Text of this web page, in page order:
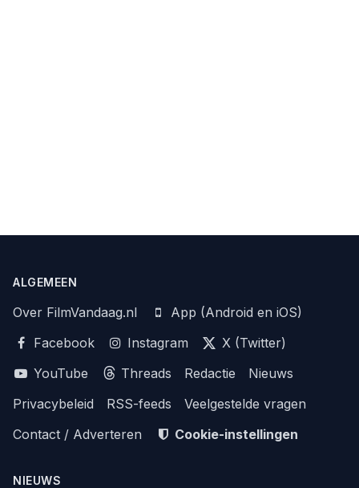
ALGEMEEN
Over FilmVandaag.nl
App (Android en iOS)
Facebook
Instagram
X (Twitter)
YouTube
Threads Redactie
Nieuws
Privacybeleid
RSS-feeds
Veelgestelde vragen
Contact / Adverteren
Cookie-instellingen
NIEUWS